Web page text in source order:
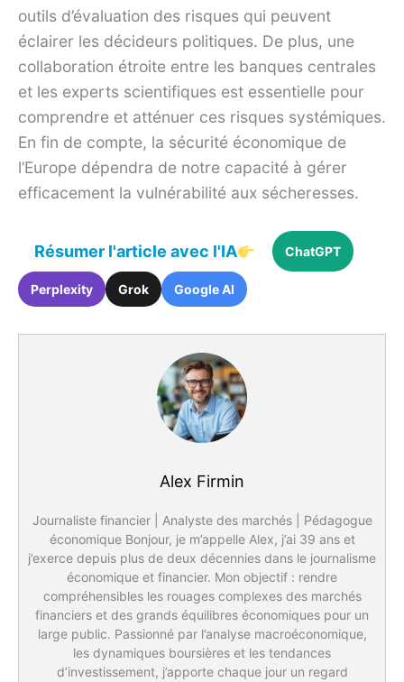
outils d’évaluation des risques qui peuvent
éclairer les décideurs politiques. De plus, une
collaboration étroite entre les banques centrales
et les experts scientifiques est essentielle pour
comprendre et atténuer ces risques systémiques.
En fin de compte, la sécurité économique de
l’Europe dépendra de notre capacité à gérer
efficacement la vulnérabilité aux sécheresses.
Résumer l'article avec l'IA ChatGPT
Perplexity Grok Google AI
Alex Firmin
Journaliste financier | Analyste des marchés | Pédagogue
économique Bonjour, je m’appelle Alex, j’ai 39 ans et
j’exerce depuis plus de deux décennies dans le journalisme
économique et financier. Mon objectif : rendre
compréhensibles les rouages complexes des marchés
financiers et des grands équilibres économiques pour un
large public. Passionné par l’analyse macroéconomique,
les dynamiques boursières et les tendances
d’investissement, j’apporte chaque jour un regard